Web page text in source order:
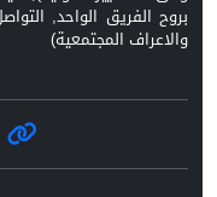
بروح الفريق الواحد,
والاعراف المجتمعية)